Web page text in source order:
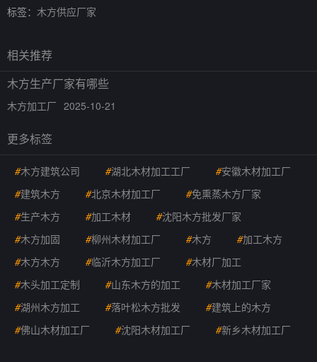
标签： 木方供应厂家
相关推荐
木方生产厂家有哪些
木方加工厂 2025-10-21
更多标签
#木方建筑公司 #湖北木材加工工厂 #安徽木材加工厂
#建筑木方 #北京木材加工厂 #免熏蒸木方厂家
#生产木方 #加工木材 #沈阳木方批发厂家
#木方加固 #柳州木材加工厂 #木方 #加工木方
#木方木方 #临沂木方加工厂 #木材厂加工
#木头加工定制 #山东木方的加工 #木材加工厂家
#湖州木方加工 #落叶松木方批发 #建筑上的木方
#佛山木材加工厂 #沈阳木材加工厂 #新乡木材加工厂